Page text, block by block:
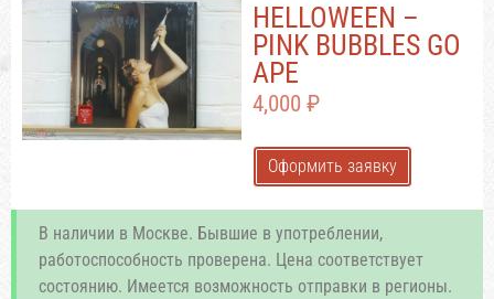
HELLOWEEN –
PINK BUBBLES GO
APE
4,000 ₽
Оформить заявку
В наличии в Москве. Бывшие в употреблении,
работоспособность проверена. Цена соответствует
состоянию. Имеется возможность отправки в регионы.